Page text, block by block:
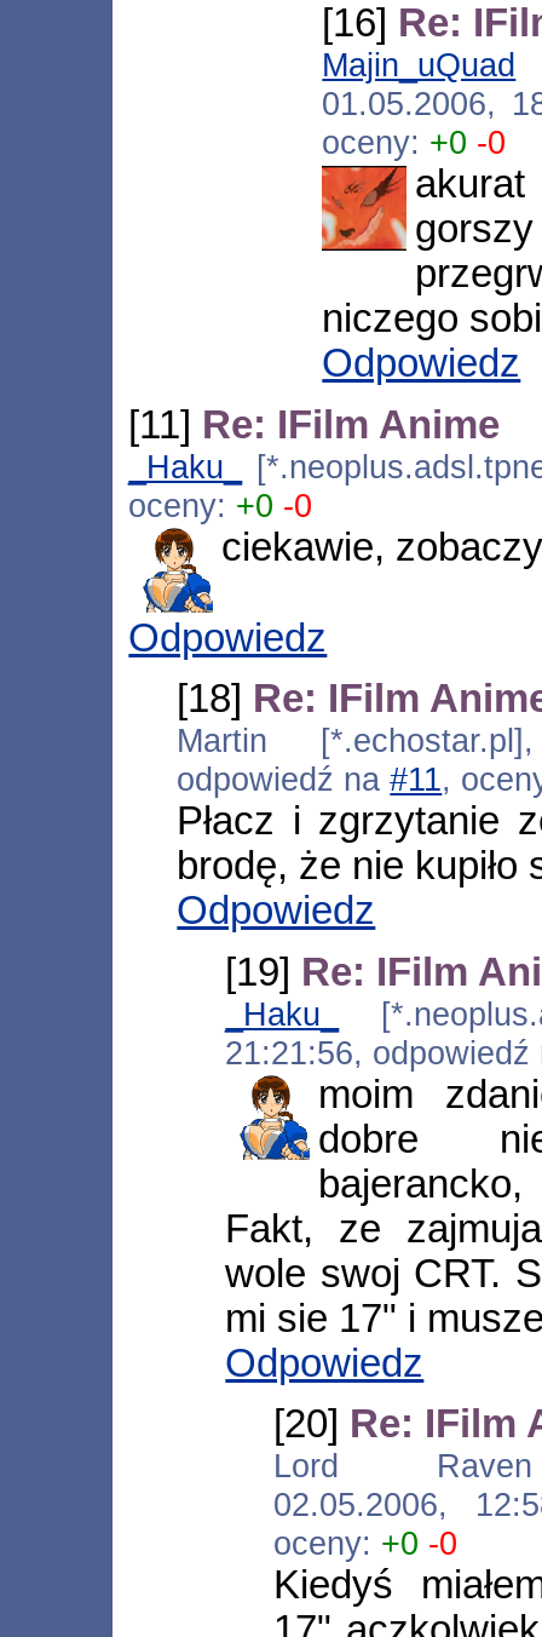
[16] Re:
Majin_uQuad
01.05.2006,
oceny: +0 -0
niczego
Odpowiedz
[11] Re: IFilm Anime
_Haku_
oceny: +0 -0
ciekawie,
Odpowiedz
[18] Re: IFilm
Martin
odpowiedź na#11,
Płacz i zgrzytanie
brodę, że nie
Odpowiedz
[19] Re: IFilm
_Haku_
21:21:56,
moim
dobre
Fakt, ze
wole swoj CRT.
mi sie 17" i
Odpowiedz
[20] Re: IFilm
Lord Raven
02.05.2006,
oceny: +0 -0
Kiedyś